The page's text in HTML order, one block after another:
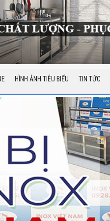
HÌNH ẢNH TIÊU BIỂU TIN TỨC